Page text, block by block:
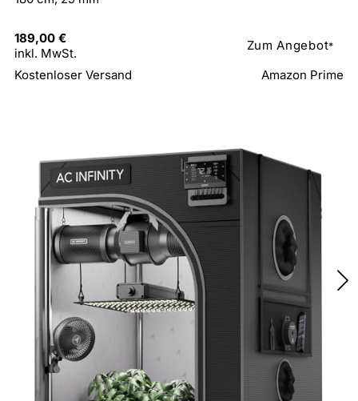
189,00 €
inkl. MwSt.
Zum Angebot*
Kostenloser Versand Amazon Prime